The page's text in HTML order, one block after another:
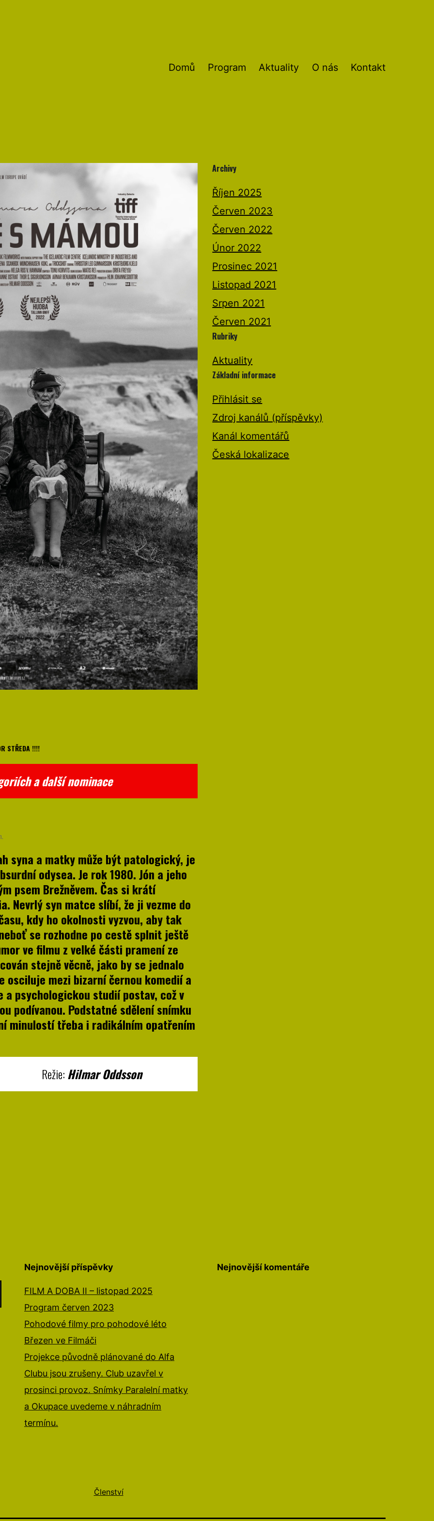
Domů Program Aktuality O nás Kontakt
STŘEDA !!!!
a další nominace
syna a matky může být patologický, je
odysea. Je rok 1980. Jón a jeho
psem Brežněvem. Čas si krátí
Nevrlý syn matce slíbí, že ji vezme do
kdy ho okolnosti vyzvou, aby tak
se rozhodne po cestě splnit ještě
ve filmu z velké části pramení ze
stejně věcně, jako by se jednalo
osciluje mezi bizarní černou komedií a
psychologickou studií postav, což v
podívanou. Podstatné sdělení snímku
minulostí třeba i radikálním opatřením
Režie:Hilmar Oddsson
Archivy
Říjen 2025
Červen 2023
Červen 2022
Únor 2022
Prosinec 2021
Listopad 2021
Srpen 2021
Červen 2021
Rubriky
Aktuality
Základní informace
Přihlásit se
Zdroj kanálů (příspěvky)
Kanál komentářů
Česká lokalizace
Nejnovější příspěvky
FILM A DOBA II – listopad 2025
Program červen 2023
Pohodové filmy pro pohodové léto
Březen ve Filmáči
Projekce původně plánované do Alfa
Clubu jsou zrušeny. Club uzavřel v
prosinci provoz. Snímky Paralelní matky
a Okupace uvedeme v náhradním
termínu.
Nejnovější komentáře
Členství